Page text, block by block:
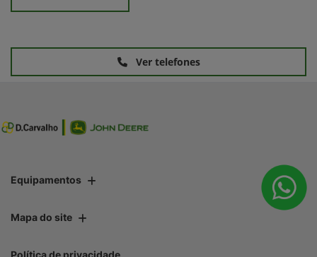
Ver telefones
Equipamentos
Mapa do site